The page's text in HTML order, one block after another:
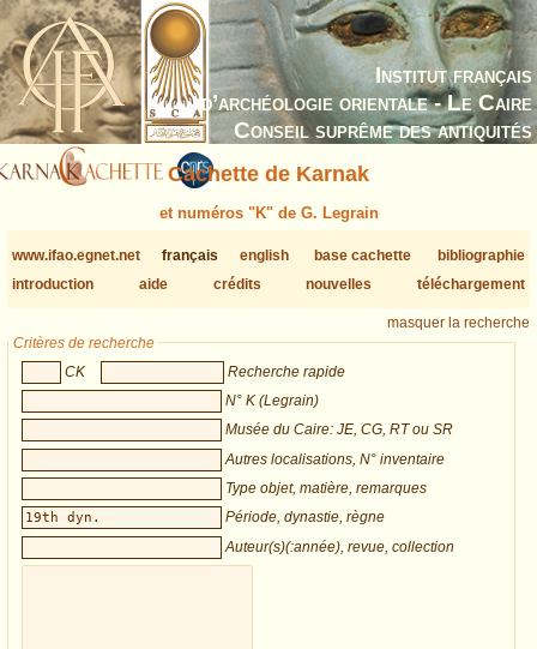
Institut français
d’archéologie orientale - Le Caire
Conseil suprême des antiquités
Cachette de Karnak
et numéros "K" de G. Legrain
www.ifao.egnet.net français english base cachette
bibliographie
introduction
aide crédits nouvelles téléchargement
masquer la recherche
Critères de recherche
CK
Recherche rapide
N° K (Legrain)
Musée du Caire: JE, CG, RT ou SR
Autres localisations, N° inventaire
Type objet, matière, remarques
Période, dynastie, règne
Auteur(s)(:année), revue, collection